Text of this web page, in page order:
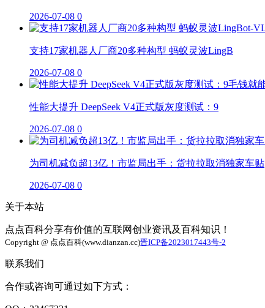
2026-07-08 0
支持17家机器人厂商20多种构型 蚂蚁灵波LingB
2026-07-08 0
性能大提升 DeepSeek V4正式版灰度测试：9
2026-07-08 0
为司机减负超13亿！市监局出手：货拉拉取消独家车贴
2026-07-08 0
关于本站
点点百科分享有价值的互联网创业资讯及百科知识！
Copyright @ 点点百科(www.dianzan.cc)晋ICP备2023017443号-2
联系我们
合作或咨询可通过如下方式：